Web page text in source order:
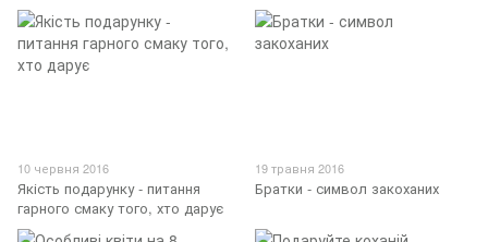
10 червня 2016
Якість подарунку - питання
гарного смаку того, хто дарує
19 травня 2016
Братки - символ закоханих